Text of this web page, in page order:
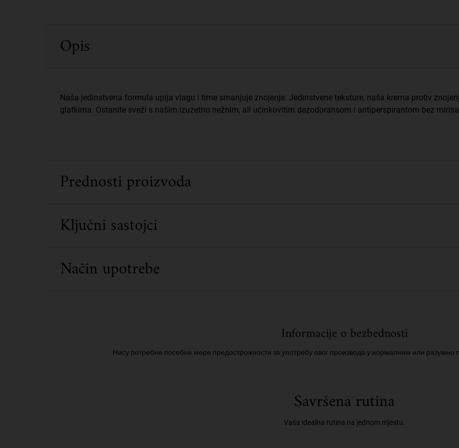
Opis
Naša jedinstvena formula upija vlagu i time smanjuje znojenje. Jedinstvene teksture, naša krema protiv
glatkima. Ostanite sveži s našim izuzetno nežnim, ali učinkovitim dezodoransom i antiperspirantom bez
Prednosti proizvoda
Ključni sastojci
Način upotrebe
Informacije o bezbednosti
Нису потребне посебне мере предострожности за употребу овог производа у нормалним или
Savršena rutina
Vaša idealna rutina na jednom mjestu.